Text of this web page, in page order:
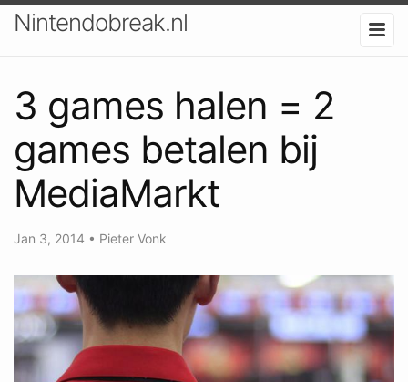
Nintendobreak.nl
3 games halen = 2
games betalen bij
MediaMarkt
Jan 3, 2014 • Pieter Vonk